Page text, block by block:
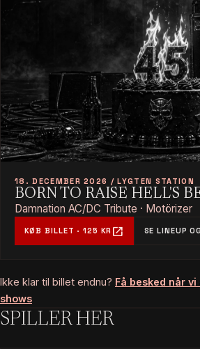
18. DECEMBER 2026 / LYGTEN STATION
BORN TO RAISE HELL'S
Damnation AC/DC Tribute · Motörizer
KØB BILLET · 125 KR open_in_new SE LINEUP
Ikke klar til billet endnu? Få besked når
shows
SPILLER HER